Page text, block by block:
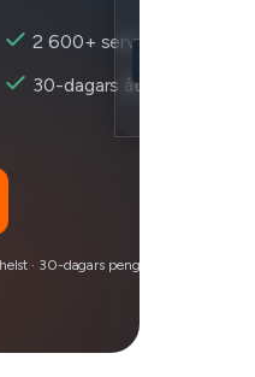
2 600+ servrar
30-dagars återbetalning
· 30-dagars pengarna-tillbaka-